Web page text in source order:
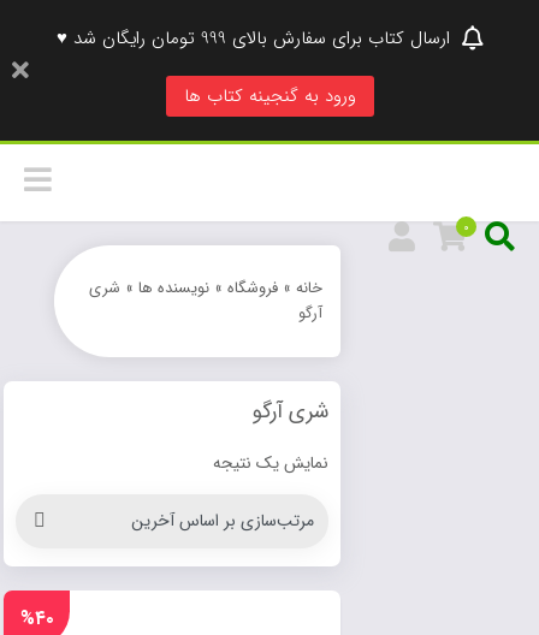
ارسال کتاب برای سفارش بالای 999 تومان رایگان شد ♥
ورود به گنجینه کتاب ها
خانه» فروشگاه» نویسنده ها » شری
آرگو
شری آرگو
نمایش یک نتیجه
%۴۰